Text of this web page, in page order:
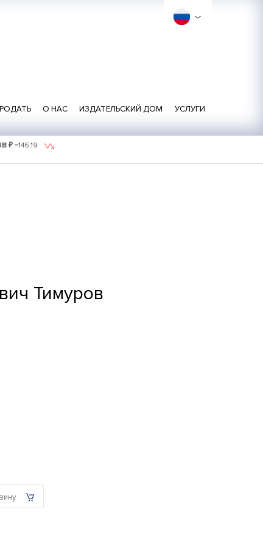
О НАС ИЗДАТЕЛЬСКИЙ ДОМ УСЛУГИ
₽ =146.19
Тимуров